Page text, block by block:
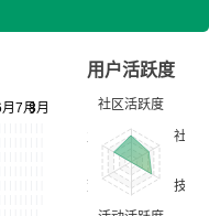
用户活跃度